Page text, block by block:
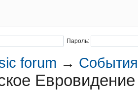
Пароль:
forum →